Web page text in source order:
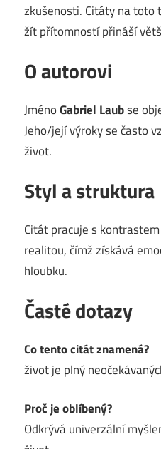
zkušenosti. Citáty na toto
žít přítomností přináší
O autorovi
JménoGabriel Laubse
Jeho/její výroky se často
život.
Styl a struktura
Citát pracuje s
realitou, čímž získává
hloubku.
Časté dotazy
Co tento citát znamená?
život je plný
Proč je oblíbený?
Odkrývá univerzální